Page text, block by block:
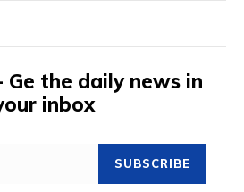
Ge the daily news in
inbox
SUBSCRIBE